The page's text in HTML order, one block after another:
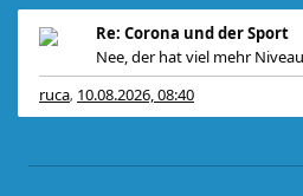
Re: Corona und der Sport
Nee, der hat viel mehr
ruca, 10.08.2026, 08:40